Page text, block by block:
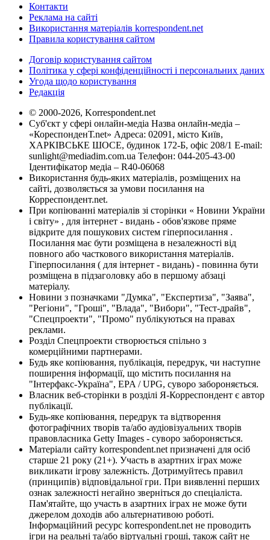
Контакти
Реклама на сайті
Використання матеріалів korrespondent.net
Правила користування сайтом
Договір користування сайтом
Політика у сфері конфіденційності і персональних даних
Угода щодо користування
Редакція
© 2000-2026, Korrespondent.net
Суб'єкт у сфері онлайн-медіа Назва онлайн-медіа –
«КореспонденТ.net» Адреса: 02091, місто Київ,
ХАРКІВСЬКЕ ШОСЕ, будинок 172-Б, офіс 208/1 E-mail:
sunlight@mediadim.com.ua Телефон: 044-205-43-00
Ідентифікатор медіа – R40-06068
Використання будь-яких матеріалів, розміщених на
сайті, дозволяється за умови посилання на
Корреспондент.net.
При копіюванні матеріалів зі сторінки « Новини України
і світу» , для інтернет - видань - обов'язкове пряме
відкрите для пошукових систем гіперпосилання .
Посилання має бути розміщена в незалежності від
повного або часткового використання матеріалів.
Гіперпосилання ( для інтернет - видань) - повинна бути
розміщена в підзаголовку або в першому абзаці
матеріалу.
Новини з позначками "Думка", "Експертиза", "Заява",
"Регіони", "Гроші", "Влада", "Вибори", "Тест-драйв",
"Спецпроекти", "Промо" публікуються на правах
реклами.
Розділ Спецпроекти створюється спільно з
комерційними партнерами.
Будь яке копіювання, публікація, передрук, чи наступне
поширення інформації, що містить посилання на
"Інтерфакс-Україна", EPA / UPG, суворо забороняється.
Власник веб-сторінки в розділі Я-Корреспондент є автор
публікації.
Будь-яке копіювання, передрук та відтворення
фотографічних творів та/або аудіовізуальних творів
правовласника Getty Images - суворо забороняється.
Матеріали сайту korrespondent.net призначені для осіб
старше 21 року (21+). Участь в азартних іграх може
викликати ігрову залежність. Дотримуйтесь правил
(принципів) відповідальної гри. При виявленні перших
ознак залежності негайно зверніться до спеціаліста.
Пам'ятайте, що участь в азартних іграх не може бути
джерелом доходів або альтернативою роботі.
Інформаційний ресурс korrespondent.net не проводить
ігри на реальні та/або віртуальні гроші, також сайт не